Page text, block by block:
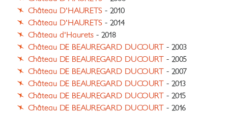
Château D'HAURETS - 2010
Château D'HAURETS - 2014
Château d'Haurets - 2018
Château DE BEAUREGARD DUCOURT - 2003
Château DE BEAUREGARD DUCOURT - 2005
Château DE BEAUREGARD DUCOURT - 2007
Château DE BEAUREGARD DUCOURT - 2013
Château DE BEAUREGARD DUCOURT - 2015
Château DE BEAUREGARD DUCOURT - 2016